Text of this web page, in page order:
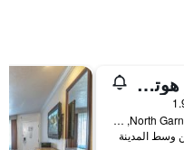
أو واي أو هوتل تولسا إنترناشونال أيربورت
1016 North Garnett Road, تولسا, OK, الولايات المتحدة الأميريكية